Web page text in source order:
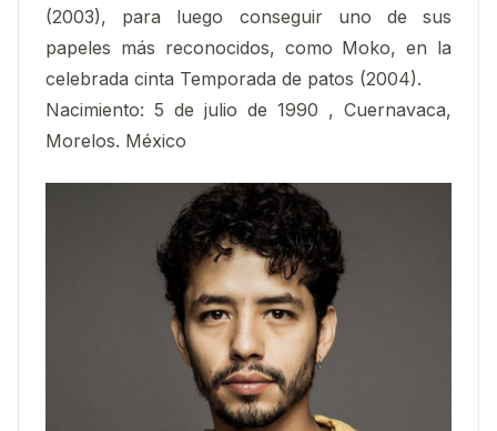
(2003), para luego conseguir uno de sus
papeles más reconocidos, como Moko, en la
celebrada cinta Temporada de patos (2004).
Nacimiento: 5 de julio de 1990 , Cuernavaca,
Morelos. México